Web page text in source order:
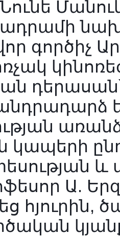
գործիչ
կապերի
Ա.
հյուրին,